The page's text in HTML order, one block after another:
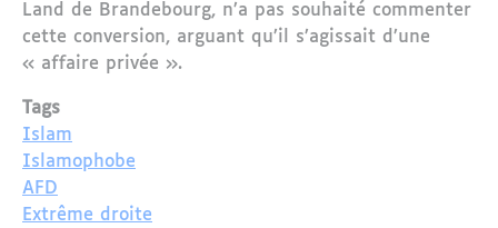
Land de Brandebourg, n’a pas souhaité commenter
cette conversion, arguant qu’il s’agissait d’une
« affaire privée ».
Tags
Islam
Islamophobe
AFD
Extrême droite